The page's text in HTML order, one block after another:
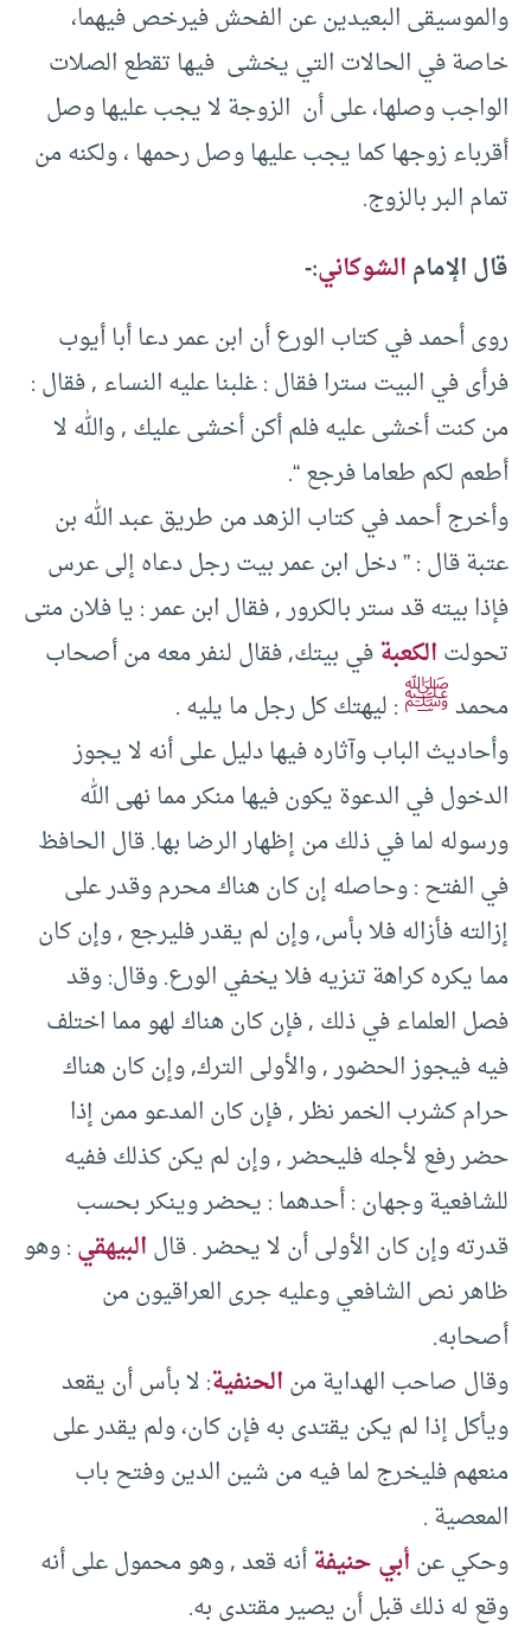
والموسيقى البعيدين عن الفحش فيرخص فيهما،
خاصة في الحالات التي يخشى فيها تقطع الصلات
الواجب وصلها، على أن الزوجة لا يجب عليها وصل
أقرباء زوجها كما يجب عليها وصل رحمها ، ولكنه من
تمام البر بالزوج.
قال الإمامالشوكاني:-
روى أحمد في كتاب الورع أن ابن عمر دعا أبا أيوب
فرأى في البيت سترا فقال : غلبنا عليه النساء , فقال :
من كنت أخشى عليه فلم أكن أخشى عليك , والله لا
أطعم لكم طعاما فرجع “.
وأخرج أحمد في كتاب الزهد من طريق عبد الله بن
عتبة قال : ” دخل ابن عمر بيت رجل دعاه إلى عرس
فإذا بيته قد ستر بالكرور , فقال ابن عمر : يا فلان متى
تحولتالكعبةفي بيتك, فقال لنفر معه من أصحاب
محمدﷺ: ليهتك كل رجل ما يليه .
وأحاديث الباب وآثاره فيها دليل على أنه لا يجوز
الدخول في الدعوة يكون فيها منكر مما نهى الله
ورسوله لما في ذلك من إظهار الرضا بها. قال الحافظ
في الفتح : وحاصله إن كان هناك محرم وقدر على
إزالته فأزاله فلا بأس, وإن لم يقدر فليرجع , وإن كان
مما يكره كراهة تنزيه فلا يخفي الورع. وقال: وقد
فصل العلماء في ذلك , فإن كان هناك لهو مما اختلف
فيه فيجوز الحضور , والأولى الترك, وإن كان هناك
حرام كشرب الخمر نظر , فإن كان المدعو ممن إذا
حضر رفع لأجله فليحضر , وإن لم يكن كذلك ففيه
للشافعية وجهان : أحدهما : يحضر وينكر بحسب
قدرته وإن كان الأولى أن لا يحضر . قالالبيهقي: وهو
ظاهر نص الشافعي وعليه جرى العراقيون من
أصحابه.
وقال صاحب الهداية منالحنفية: لا بأس أن يقعد
ويأكل إذا لم يكن يقتدى به فإن كان، ولم يقدر على
منعهم فليخرج لما فيه من شين الدين وفتح باب
المعصية .
وحكي عنأبي حنيفةأنه قعد , وهو محمول على أنه
وقع له ذلك قبل أن يصير مقتدى به.